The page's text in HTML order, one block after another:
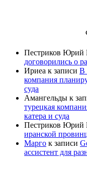
Пестриков Юрий
договорились о
Ириеа к записи В
компания
суда
Амангельды к
турецкая
катера и суда
Пестриков Юрий
иранской
Марго к записи
ассистент для